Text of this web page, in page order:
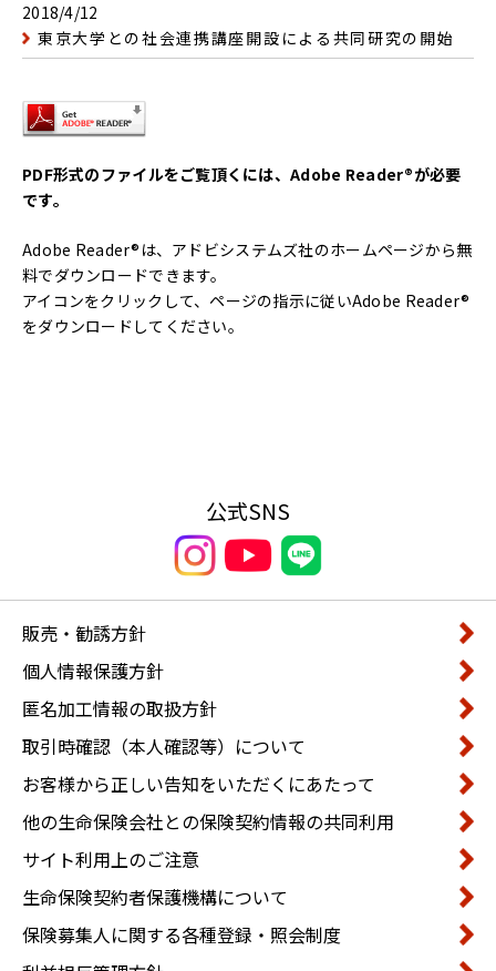
2018/4/12
東京大学との社会連携講座開設による共同研究の開始
PDF形式のファイルをご覧頂くには、Adobe Reader®が必要
です。
Adobe Reader®は、アドビシステムズ社のホームページから無
料でダウンロードできます。
アイコンをクリックして、ページの指示に従いAdobe Reader®
をダウンロードしてください。
公式SNS
販売・勧誘方針
個人情報保護方針
匿名加工情報の取扱方針
取引時確認（本人確認等）について
お客様から正しい告知をいただくにあたって
他の生命保険会社との保険契約情報の共同利用
サイト利用上のご注意
生命保険契約者保護機構について
保険募集人に関する各種登録・照会制度